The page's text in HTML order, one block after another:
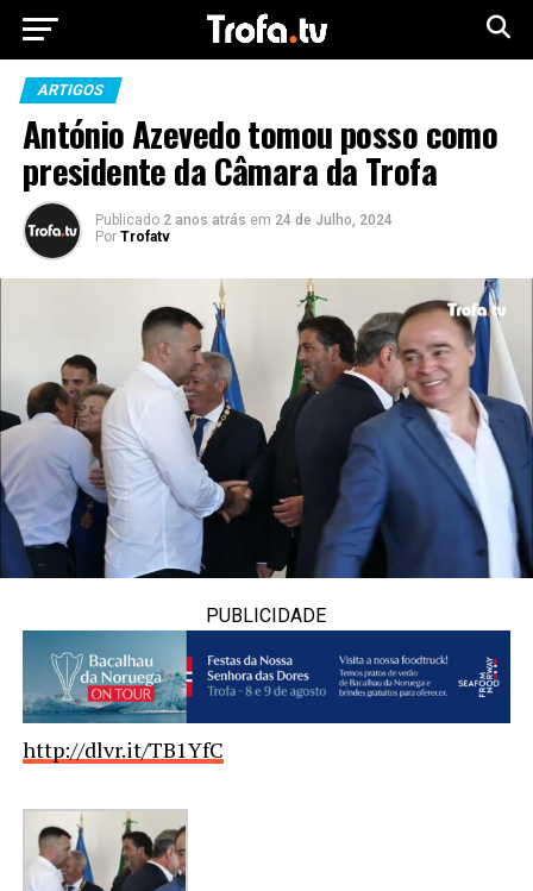
ARTIGOS
António Azevedo tomou posso como
presidente da Câmara da Trofa
Publicado 2 anos atrás em 24 de Julho, 2024
Por Trofatv
PUBLICIDADE
http://dlvr.it/TB1YfC